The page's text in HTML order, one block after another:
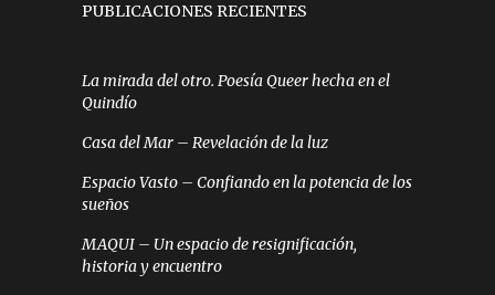
PUBLICACIONES RECIENTES
La mirada del otro. Poesía Queer hecha en el
Quindío
Casa del Mar – Revelación de la luz
Espacio Vasto – Confiando en la potencia de los
sueños
MAQUI – Un espacio de resignificación,
historia y encuentro